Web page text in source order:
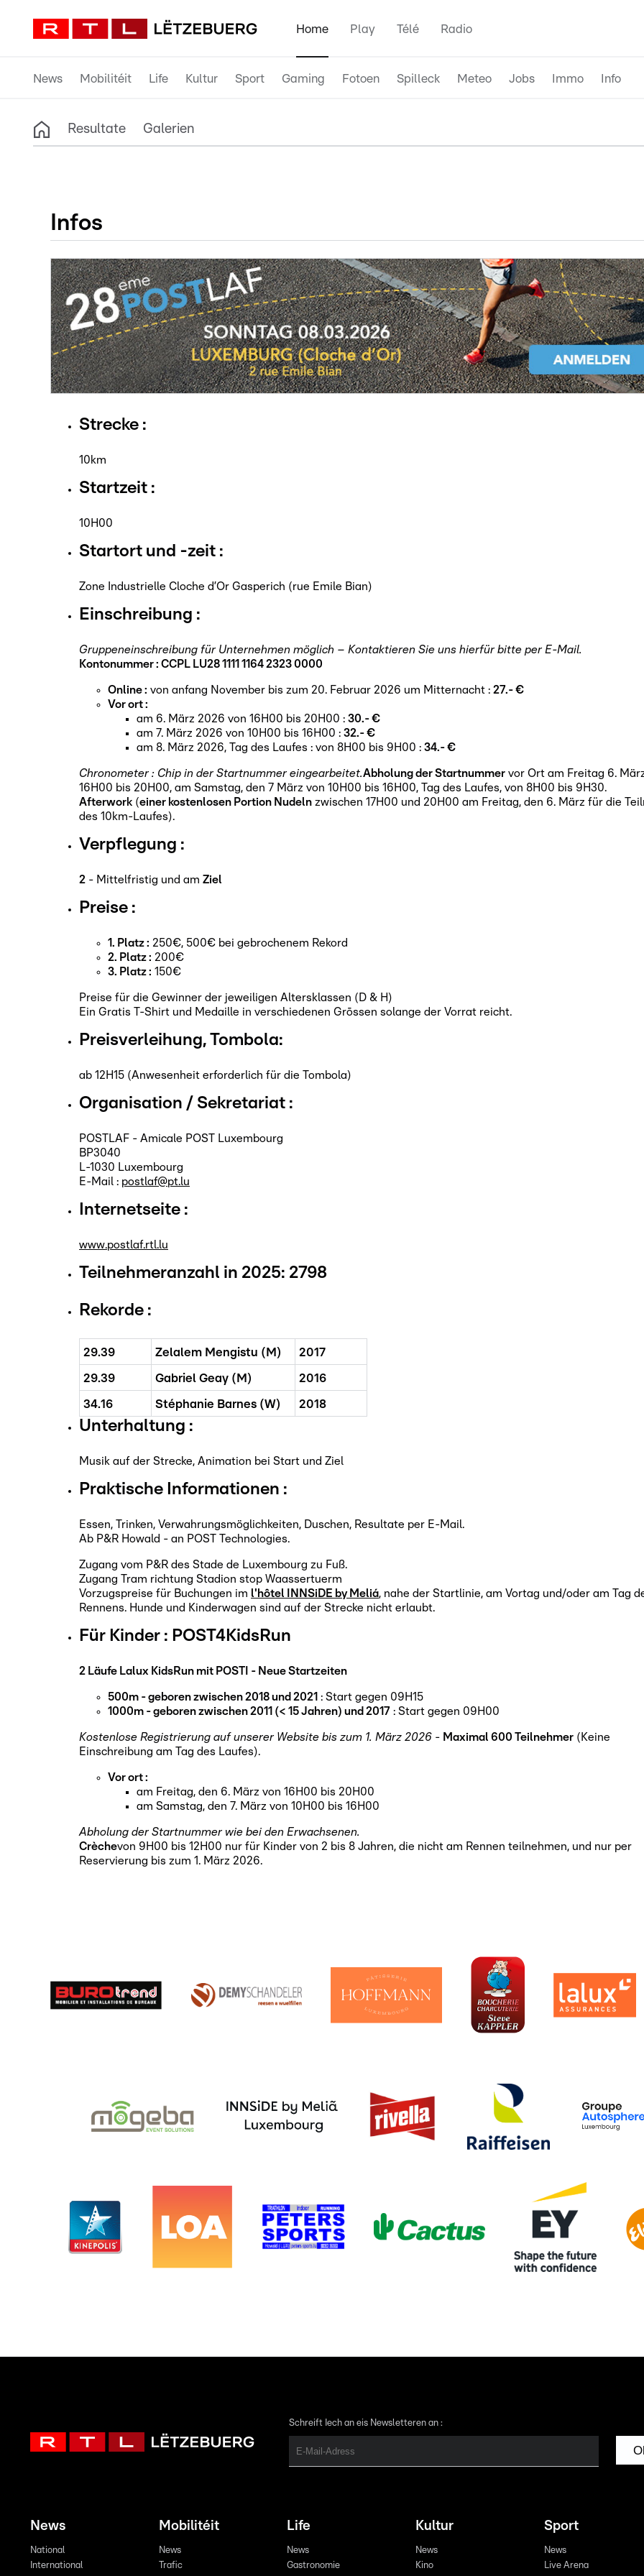
Home Play Télé Radio
News Mobilitéit Life Kultur Sport Gaming Fotoen Spilleck Meteo Jobs Immo Info
Resultate Galerien
Infos
Strecke :
10km
Startzeit :
10H00
Startort und -zeit :
Zone Industrielle Cloche d’Or Gasperich (rue Emile Bian)
Einschreibung :
Gruppeneinschreibung für Unternehmen möglich – Kontaktieren Sie uns hierfür bitte per E-Mail.
Kontonummer : CCPL LU28 1111 1164 2323 0000
Online : von anfang November bis zum 20. Februar 2026 um Mitternacht : 27.- €
Vor ort :
am 6. März 2026 von 16H00 bis 20H00 : 30.- €
am 7. März 2026 von 10H00 bis 16H00 : 32.- €
am 8. März 2026, Tag des Laufes : von 8H00 bis 9H00 : 34.- €
Chronometer : Chip in der Startnummer eingearbeitet.Abholung der Startnummer vor Ort am Freitag 6.
16H00 bis 20H00, am Samstag, den 7 März von 10H00 bis 16H00, Tag des Laufes, von 8H00 bis 9H30.
Afterwork (einer kostenlosen Portion Nudeln zwischen 17H00 und 20H00 am Freitag, den 6. März für die
des 10km-Laufes).
Verpflegung :
2 - Mittelfristig und am Ziel
Preise :
1. Platz : 250€, 500€ bei gebrochenem Rekord
2. Platz : 200€
3. Platz : 150€
Preise für die Gewinner der jeweiligen Altersklassen (D & H)
Ein Gratis T-Shirt und Medaille in verschiedenen Grōssen solange der Vorrat reicht.
Preisverleihung, Tombola:
ab 12H15 (Anwesenheit erforderlich für die Tombola)
Organisation / Sekretariat :
POSTLAF - Amicale POST Luxembourg
BP3040
L-1030 Luxembourg
E-Mail : postlaf@pt.lu
Internetseite :
www.postlaf.rtl.lu
Teilnehmeranzahl in 2025: 2798
Rekorde :
29.39 Zelalem Mengistu (M) 2017
29.39 Gabriel Geay (M) 2016
34.16 Stéphanie Barnes (W) 2018
Unterhaltung :
Musik auf der Strecke, Animation bei Start und Ziel
Praktische Informationen :
Essen, Trinken, Verwahrungsmöglichkeiten, Duschen, Resultate per E-Mail.
Ab P&R Howald - an POST Technologies.
Zugang vom P&R des Stade de Luxembourg zu Fuß.
Zugang Tram richtung Stadion stop Waassertuerm
Vorzugspreise für Buchungen im l'hôtel INNSiDE by Meliá, nahe der Startlinie, am Vortag und/oder am Tag
Rennens. Hunde und Kinderwagen sind auf der Strecke nicht erlaubt.
Für Kinder : POST4KidsRun
2 Läufe Lalux KidsRun mit POSTI - Neue Startzeiten
500m - geboren zwischen 2018 und 2021 : Start gegen 09H15
1000m - geboren zwischen 2011 (< 15 Jahren) und 2017 : Start gegen 09H00
Kostenlose Registrierung auf unserer Website bis zum 1. März 2026 - Maximal 600 Teilnehmer (Keine
Einschreibung am Tag des Laufes).
Vor ort :
am Freitag, den 6. März von 16H00 bis 20H00
am Samstag, den 7. März von 10H00 bis 16H00
Abholung der Startnummer wie bei den Erwachsenen.
Crèchevon 9H00 bis 12H00 nur für Kinder von 2 bis 8 Jahren, die nicht am Rennen teilnehmen, und nur per
Reservierung bis zum 1. März 2026.
Schreift Iech an eis Newsletteren an :
News
National
International
Mobilitéit
News
Trafic
Life
News
Gastronomie
Kultur
News
Kino
Sport
News
Live Arena